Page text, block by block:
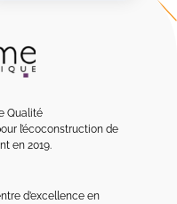
Qualité
l’écoconstruction de
en 2019.
d’excellence en